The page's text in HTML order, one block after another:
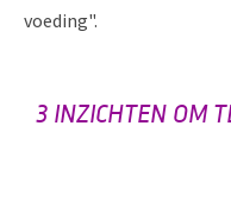
voeding".
3 INZICHTEN OM